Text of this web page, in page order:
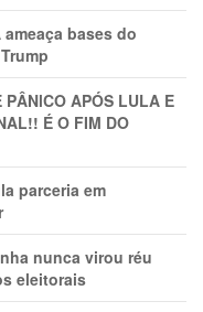
bases do
PÂNlCO APÓS LULA E
É O FIM DO
parceria em
nunca virou réu
eleitorais